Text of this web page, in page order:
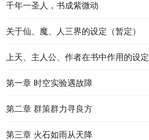
千年一圣人，书成紫微动
关于仙、魔、人三界的设定（暂定）
上天、主人公、作者在书中作用的设定
第一章 时空实验遇故障
第二章 群策群力寻良方
第三章 火石如雨从天降